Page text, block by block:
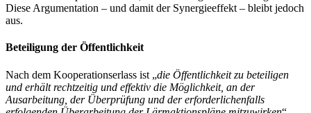
Diese Argumentation – und damit der Synergieeffekt – bleibt jedoch
aus.
Beteiligung der Öffentlichkeit
Nach dem Kooperationserlass ist „die Öffentlichkeit zu beteiligen
und erhält rechtzeitig und effektiv die Möglichkeit, an der
Ausarbeitung, der Überprüfung und der erforderlichenfalls